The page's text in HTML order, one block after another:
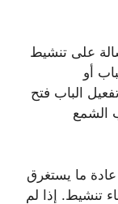
على تنشيط
أو
الباب فتح
الشمع
ما يستغرق
تنشيط. إذا لم